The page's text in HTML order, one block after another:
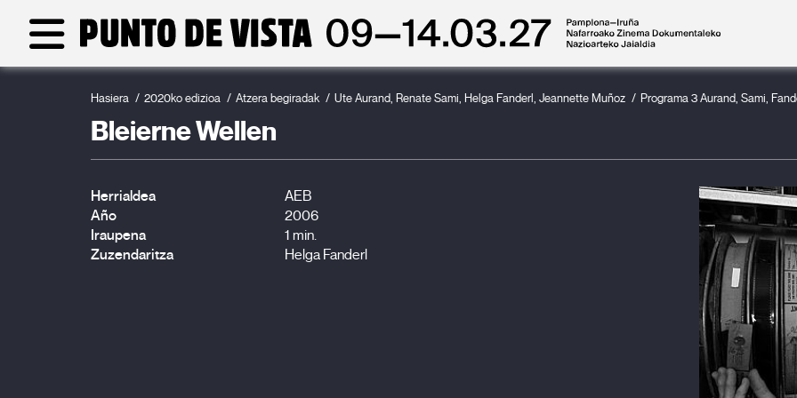
Hasiera 2020ko edizioa Atzera begiradak Ute Aurand, Renate Sami, Helga Fanderl, Jeannette Muñoz Programa 3 Aurand, Sami,
Bleierne Wellen
Herrialdea
AEB
Año
2006
Iraupena
1 min.
Zuzendaritza
Helga Fanderl